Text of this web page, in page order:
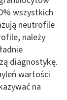
wszystkich
neutrofile
należy
diagnostykę.
wartości
na